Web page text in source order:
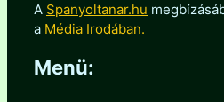
A Spanyoltanar.hu
a Média Irodában.
Menü: